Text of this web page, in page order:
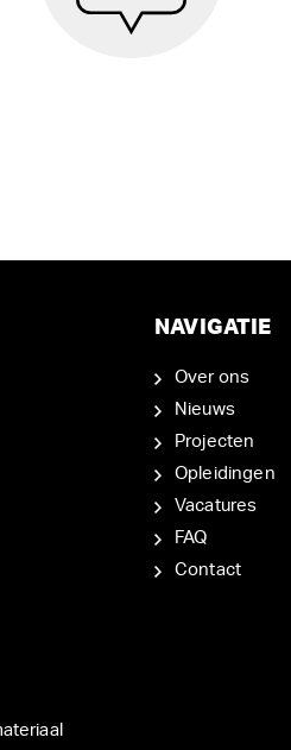
NAVIGATIE
Over ons
Nieuws
Projecten
Opleidingen
Vacatures
FAQ
Contact